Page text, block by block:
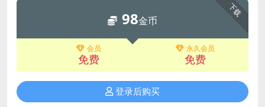
下载
98金币
会员
免费
永久会员
免费
登录后购买